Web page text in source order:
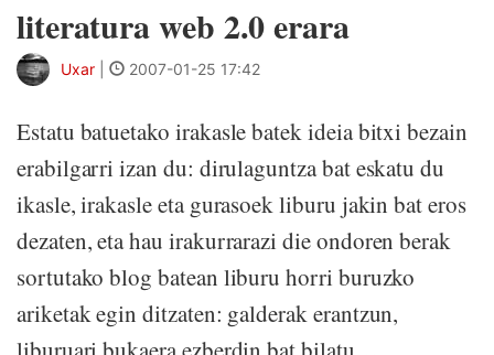
literatura web 2.0 erara
Uxar 2007-01-25 17:42
Estatu batuetako irakasle batek ideia bitxi bezain
erabilgarri izan du: dirulaguntza bat eskatu du
ikasle, irakasle eta gurasoek liburu jakin bat eros
dezaten, eta hau irakurrarazi die ondoren berak
sortutako blog batean liburu horri buruzko
ariketak egin ditzaten: galderak erantzun,